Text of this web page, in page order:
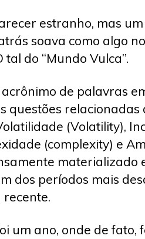
estranho, mas
soava como algo
tal do “Mundo Vulca”.
de palavras
questões relacionadas
(Volatility),
(complexity) e
materializado
dos períodos mais
recente.
um ano, onde de fato,